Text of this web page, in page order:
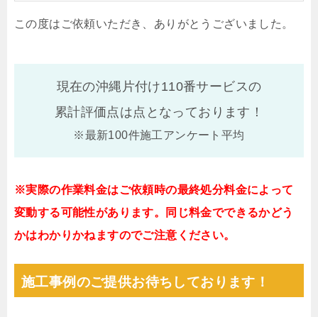
この度はご依頼いただき、ありがとうございました。
現在の沖縄片付け110番サービスの
累計評価点は点となっております！
※最新100件施工アンケート平均
※実際の作業料金はご依頼時の最終処分料金によって
変動する可能性があります。同じ料金でできるかどう
かはわかりかねますのでご注意ください。
施工事例のご提供お待ちしております！